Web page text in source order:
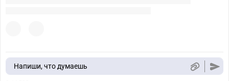
Напиши, что думаешь